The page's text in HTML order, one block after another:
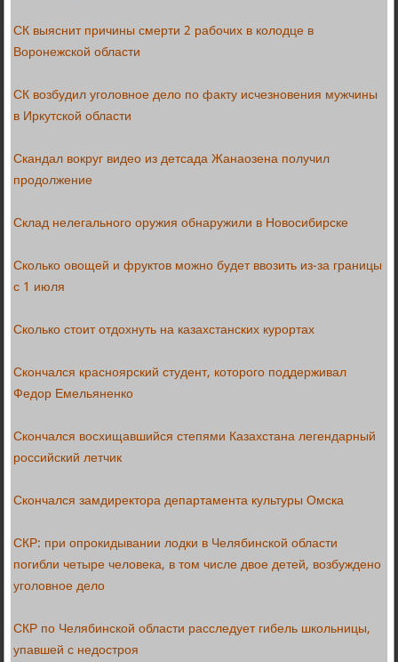
СК выяснит причины смерти 2 рабочих в колодце в
Воронежской области
СК возбудил уголовное дело по факту исчезновения мужчины
в Иркутской области
Скандал вокруг видео из детсада Жанаозена получил
продолжение
Склад нелегального оружия обнаружили в Новосибирске
Сколько овощей и фруктов можно будет ввозить из-за границы
с 1 июля
Сколько стоит отдохнуть на казахстанских курортах
Скончался красноярский студент, которого поддерживал
Федор Емельяненко
Скончался восхищавшийся степями Казахстана легендарный
российский летчик
Скончался замдиректора департамента культуры Омска
СКР: при опрокидывании лодки в Челябинской области
погибли четыре человека, в том числе двое детей, возбуждено
уголовное дело
СКР по Челябинской области расследует гибель школьницы,
упавшей с недостроя